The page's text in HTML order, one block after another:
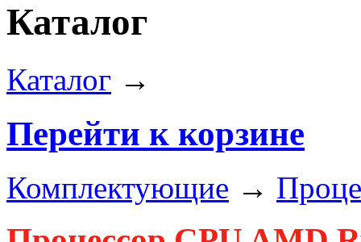
Каталог
Каталог →
Перейти к корзине
Комплектующие →